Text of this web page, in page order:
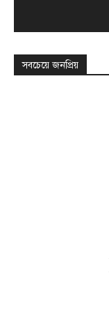
সবচেয়ে জনপ্রিয়